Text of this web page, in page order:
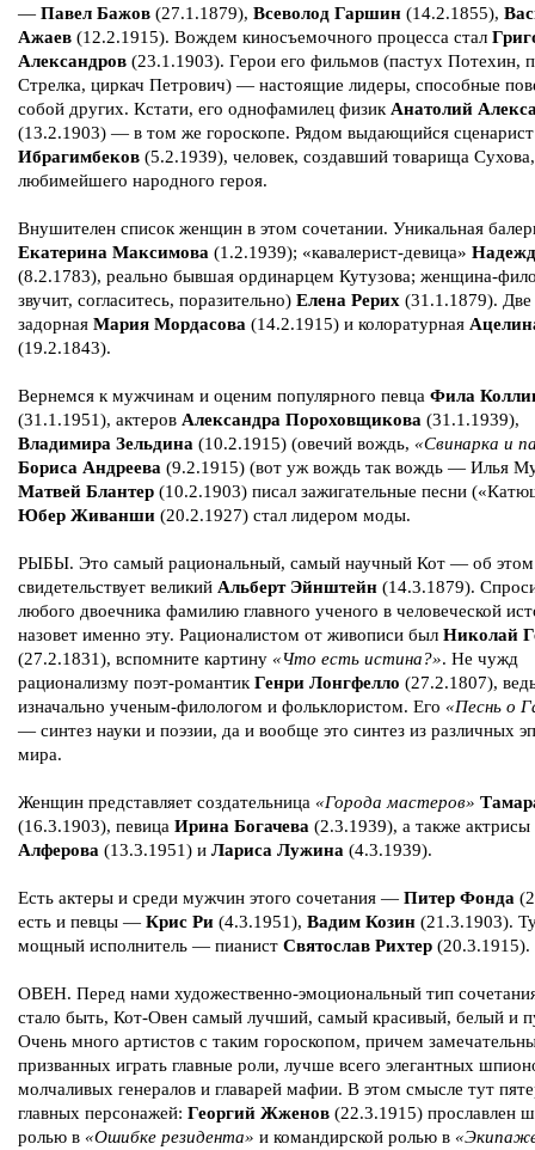
— Павел Бажов (27.1.1879), Всеволод Гаршин (14.2.1855),
Ажаев (12.2.1915). Вождем киносъемочного процесса стал
Александров (23.1.1903). Герои его фильмов (пастух Потехин,
Стрелка, циркач Петрович) — настоящие лидеры, способные
собой других. Кстати, его однофамилец физик Анатолий
(13.2.1903) — в том же гороскопе. Рядом выдающийся
Ибрагимбеков (5.2.1939), человек, создавший товарища Сухова,
любимейшего народного героя.
Внушителен список женщин в этом сочетании. Уникальная
Екатерина Максимова (1.2.1939); «кавалерист-девица»
(8.2.1783), реально бывшая ординарцем Кутузова; женщина-
звучит, согласитесь, поразительно) Елена Рерих (31.1.1879).
задорная Мария Мордасова (14.2.1915) и колоратурная
(19.2.1843).
Вернемся к мужчинам и оценим популярного певца Фила
(31.1.1951), актеров Александра Пороховщикова (31.1.1939),
Владимира Зельдина (10.2.1915) (овечий вождь, «Свинарка и
Бориса Андреева (9.2.1915) (вот уж вождь так вождь — Илья
Матвей Блантер (10.2.1903) писал зажигательные песни
Юбер Живанши (20.2.1927) стал лидером моды.
РЫБЫ. Это самый рациональный, самый научный Кот — об этом
свидетельствует великий Альберт Эйнштейн (14.3.1879).
любого двоечника фамилию главного ученого в человеческой
назовет именно эту. Рационалистом от живописи был Николай
(27.2.1831), вспомните картину «Что есть истина?». Не чужд
рационализму поэт-романтик Генри Лонгфелло (27.2.1807),
изначально ученым-филологом и фольклористом. Его «Песнь о
— синтез науки и поэзии, да и вообще это синтез из различных
мира.
Женщин представляет создательница «Города мастеров»
(16.3.1903), певица Ирина Богачева (2.3.1939), а также актрисы
Алферова (13.3.1951) и Лариса Лужина (4.3.1939).
Есть актеры и среди мужчин этого сочетания — Питер Фонда
есть и певцы — Крис Ри (4.3.1951), Вадим Козин (21.3.1903).
мощный исполнитель — пианист Святослав Рихтер (20.3.1915).
ОВЕН. Перед нами художественно-эмоциональный тип
стало быть, Кот-Овен самый лучший, самый красивый, белый и
Очень много артистов с таким гороскопом, причем
призванных играть главные роли, лучше всего элегантных
молчаливых генералов и главарей мафии. В этом смысле тут
главных персонажей: Георгий Жженов (22.3.1915) прославлен
ролью в «Ошибке резидента» и командирской ролью в